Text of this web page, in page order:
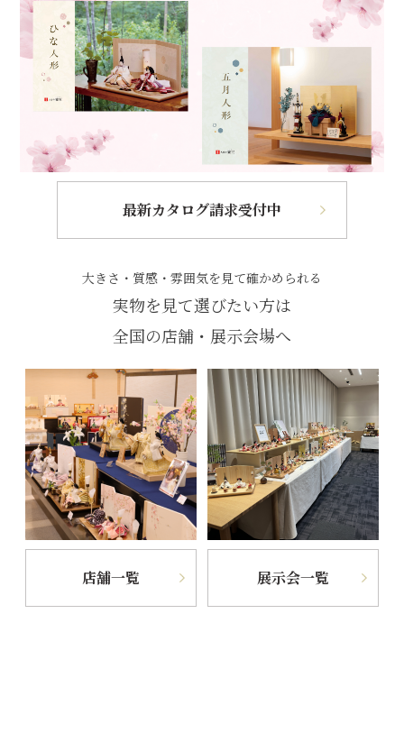
最新カタログ請求受付中
大きさ・質感・雰囲気を見て確かめられる
実物を見て選びたい方は
全国の店舗・展示会場へ
店舗一覧 展示会一覧